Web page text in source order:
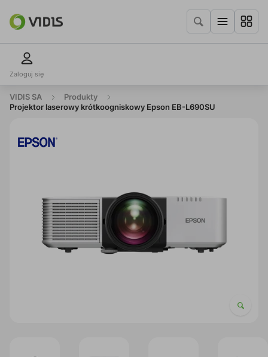
Zaloguj się
VIDIS SA
Produkty
Projektor laserowy krótkoogniskowy Epson EB-L690SU